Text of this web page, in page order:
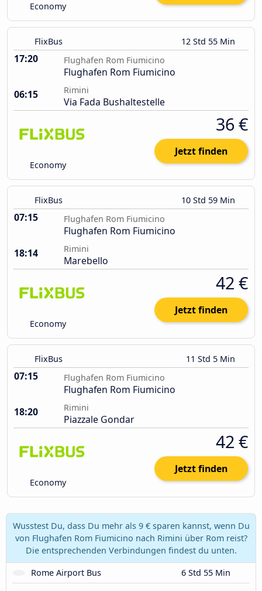
Economy
FlixBus 12 Std 55 Min
17:20 Flughafen Rom Fiumicino
Flughafen Rom Fiumicino
06:15
Rimini
Via Fada Bushaltestelle
Economy
36 €
Jetzt finden
FlixBus 10 Std 59 Min
07:15 Flughafen Rom Fiumicino
Flughafen Rom Fiumicino
18:14
Rimini
Marebello
Economy
42 €
Jetzt finden
FlixBus 11 Std 5 Min
07:15 Flughafen Rom Fiumicino
Flughafen Rom Fiumicino
18:20
Rimini
Piazzale Gondar
Economy
42 €
Jetzt finden
Wusstest Du, dass Du mehr als 9 € sparen kannst, wenn Du
von Flughafen Rom Fiumicino nach Rimini über Rom reist?
Die entsprechenden Verbindungen findest du unten.
Rome Airport Bus
6 Std 55 Min